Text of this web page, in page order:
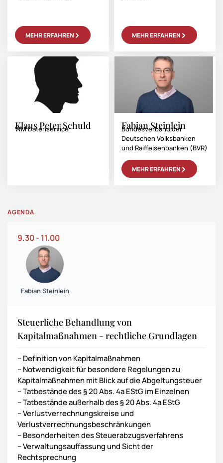
MEHR ERFAHREN MEHR ERFAHREN
Klaus Peter Schuld
WM Datenservice Fabian Steinlein
Bundesverband der
Deutschen Volksbanken
und Raiffeisenbanken (BVR)
MEHR ERFAHREN
AGENDA
9.30 - 11.00
Fabian Steinlein
Steuerliche Behandlung von
Kapitalmaßnahmen - rechtliche Grundlagen
– Definition von Kapitalmaßnahmen
– Notwendigkeit für besondere Regelungen zu
Kapitalmaßnahmen mit Blick auf die Abgeltungsteuer
– Tatbestände des § 20 Abs. 4a EStG im Einzelnen
– Tatbestände außerhalb des § 20 Abs. 4a EStG
– Verlustverrechnungskreise und
Verlustverrechnungsbeschränkungen
– Besonderheiten des Steuerabzugsverfahrens
– Verwaltungsauffassung und Sicht der
Rechtsprechung